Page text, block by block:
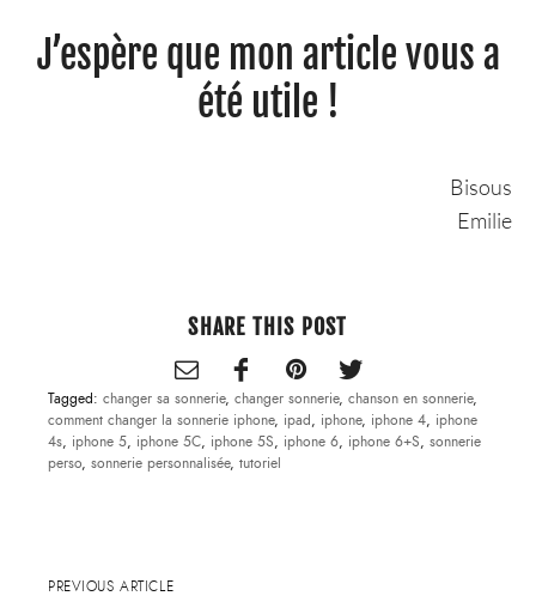
J’espère que mon article vous a
été utile !
Bisous
Emilie
SHARE THIS POST
Tagged: changer sa sonnerie, changer sonnerie, chanson en sonnerie,
comment changer la sonnerie iphone, ipad, iphone, iphone 4, iphone
4s, iphone 5, iphone 5C, iphone 5S, iphone 6, iphone 6+S, sonnerie
perso, sonnerie personnalisée, tutoriel
PREVIOUS ARTICLE